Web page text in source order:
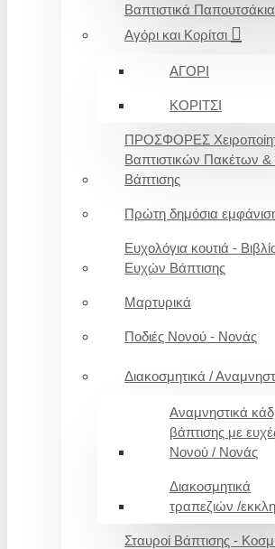
Βαπτιστικά Παπουτσάκια
Αγόρι και Κορίτσι
ΑΓΟΡΙ
ΚΟΡΙΤΣΙ
ΠΡΟΣΦΟΡΕΣ
Βαπτιστικών Πακέτων &
Βάπτισης
Πρώτη δημόσια
Ευχολόγια κουτιά -
Ευχών Βάπτισης
Μαρτυρικά
Ποδιές Νονού - Νονάς
Διακοσμητικά /
Αναμνηστικά
βάπτισης με
Νονού / Νονάς
Διακοσμητικά
τραπεζιών /
Σταυροί Βάπτισης -